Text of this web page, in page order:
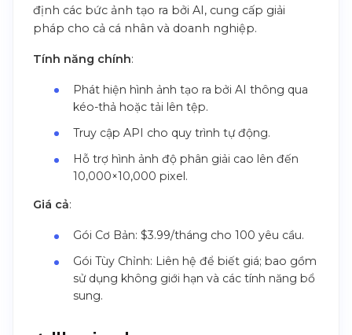
định các bức ảnh tạo ra bởi AI, cung cấp giải
pháp cho cả cá nhân và doanh nghiệp.
Tính năng chính:
Phát hiện hình ảnh tạo ra bởi AI thông qua
kéo-thả hoặc tải lên tệp.
Truy cập API cho quy trình tự động.
Hỗ trợ hình ảnh độ phân giải cao lên đến
10,000×10,000 pixel.
Giá cả:
Gói Cơ Bản: $3.99/tháng cho 100 yêu cầu.
Gói Tùy Chỉnh: Liên hệ để biết giá; bao gồm
sử dụng không giới hạn và các tính năng bổ
sung.